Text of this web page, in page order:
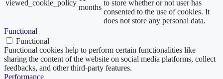
viewed_cookie_policy
months
to store whether or not user has
consented to the use of cookies. It
does not store any personal data.
Functional
Functional
Functional cookies help to perform certain functionalities like
sharing the content of the website on social media platforms, collect
feedbacks, and other third-party features.
Performance